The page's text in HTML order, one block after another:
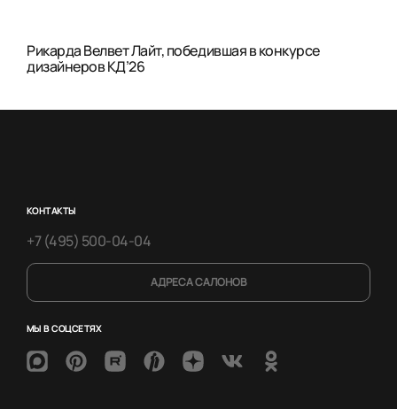
Рикарда Велвет Лайт, победившая в конкурсе
дизайнеров КД’26
КОНТАКТЫ
+7 (495) 500-04-04
АДРЕСА САЛОНОВ
МЫ В СОЦСЕТЯХ